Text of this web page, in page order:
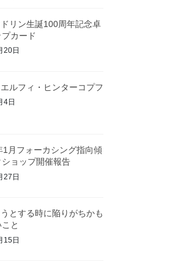
リン生誕100周年記念卓
プカード
20日
ルフィ・ヒンターコプフ
4日
月フォーカシング指向傾
ョップ開催報告
27日
とする時に陥りがちかも
と
15日